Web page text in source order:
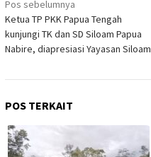
pos
Pos sebelumnya
Ketua TP PKK Papua Tengah
kunjungi TK dan SD Siloam Papua
Nabire, diapresiasi Yayasan Siloam
POS TERKAIT